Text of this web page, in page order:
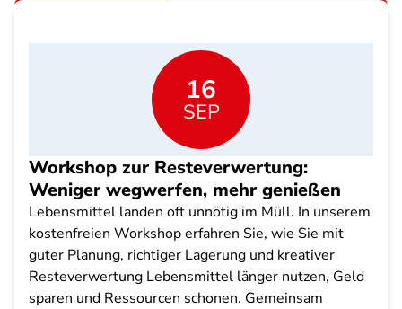
16
SEP
Workshop zur Resteverwertung:
Weniger wegwerfen, mehr genießen
Lebensmittel landen oft unnötig im Müll. In unserem
kostenfreien Workshop erfahren Sie, wie Sie mit
guter Planung, richtiger Lagerung und kreativer
Resteverwertung Lebensmittel länger nutzen, Geld
sparen und Ressourcen schonen. Gemeinsam